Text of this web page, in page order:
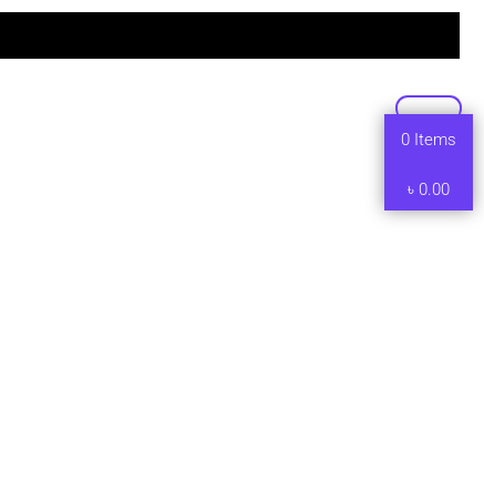
0 Items
৳ 0.00